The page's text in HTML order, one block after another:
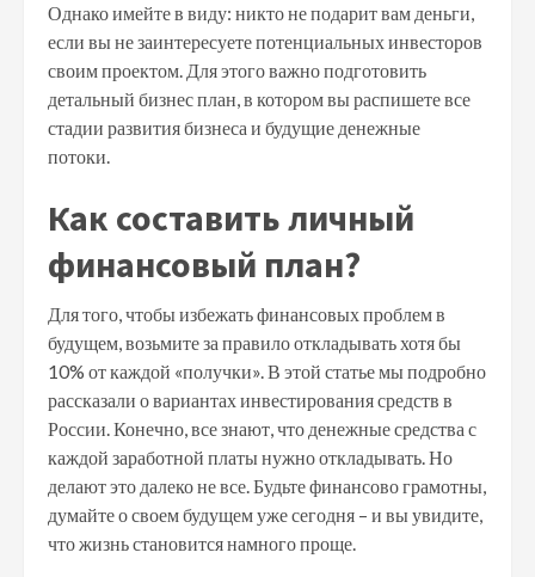
Однако имейте в виду: никто не подарит вам деньги,
если вы не заинтересуете потенциальных инвесторов
своим проектом. Для этого важно подготовить
детальный бизнес план, в котором вы распишете все
стадии развития бизнеса и будущие денежные
потоки.
Как составить личный
финансовый план?
Для того, чтобы избежать финансовых проблем в
будущем, возьмите за правило откладывать хотя бы
10% от каждой «получки». В этой статье мы подробно
рассказали о вариантах инвестирования средств в
России. Конечно, все знают, что денежные средства с
каждой заработной платы нужно откладывать. Но
делают это далеко не все. Будьте финансово грамотны,
думайте о своем будущем уже сегодня – и вы увидите,
что жизнь становится намного проще.